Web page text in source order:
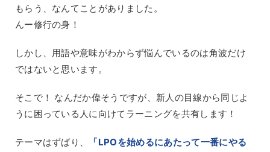
もらう、なんてことがありました。
んー修行の身！
しかし、用語や意味がわからず悩んでいるのは角波だけ
ではないと思います。
そこで！ なんだか偉そうですが、新人の目線から同じよ
うに困っている人に向けてラーニングを共有します！
テーマはずばり、
「LPOを始めるにあたって一番にやる